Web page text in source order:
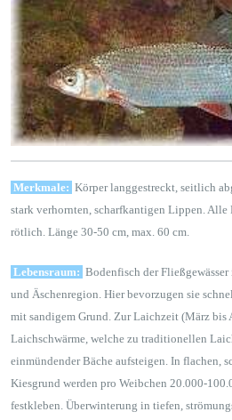
Merkmale: Körper langgestreckt, seitlich
stark verhornten, scharfkantigen Lippen. Alle
rötlich. Länge 30-50 cm, max. 60 cm.
Lebensraum: Bodenfisch der
und Äschenregion. Hier bevorzugen sie
mit sandigem Grund. Zur Laichzeit (März bis
Laichschwärme, welche zu traditionellen
einmündender Bäche aufsteigen. In flachen,
Kiesgrund werden pro Weibchen 20.000-
festkleben. Überwinterung in tiefen,